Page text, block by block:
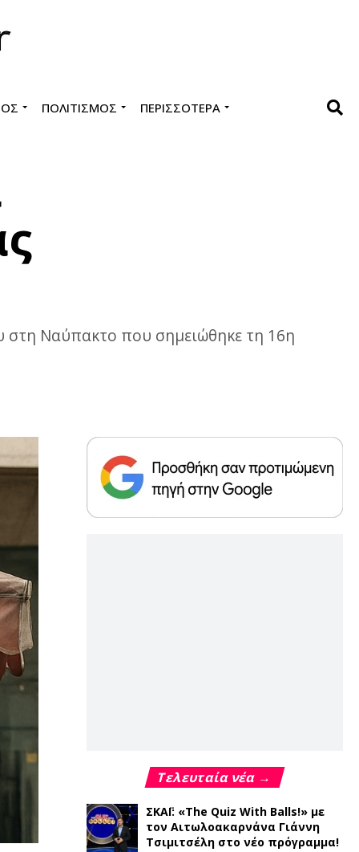
ΠΟΛΙΤΙΣΜΌΣ ΠΕΡΙΣΣΌΤΕΡΑ
στη Ναύπακτο που σημειώθηκε τη 16η
Τελευταία νέα →
ΣΚΑΪ: «The Quiz With Balls!» με
τον Αιτωλοακαρνάνα Γιάννη
Τσιμιτσέλη στο νέο πρόγραμμα!